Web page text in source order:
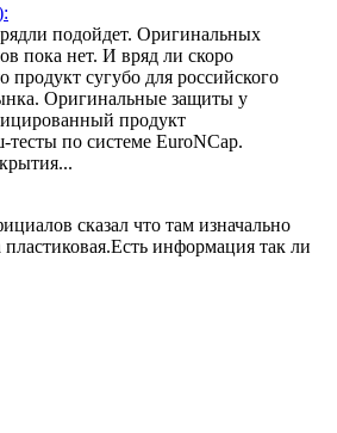
подойдет. Оригинальных
пока нет. И вряд ли скоро
продукт сугубо для российского
Оригинальные защиты у
продукт
по системе EuroNCap.
сказал что там изначально
пластиковая.Есть информация так ли